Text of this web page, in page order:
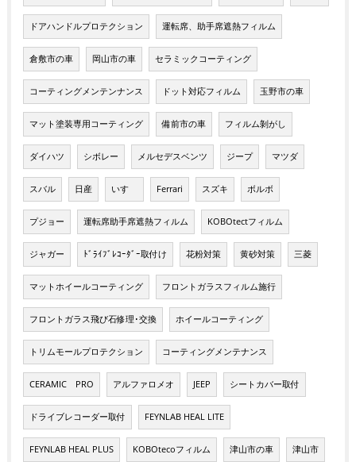
ドアハンドルプロテクション 運転席、助手席遮熱フィルム
倉敷市の車 岡山市の車 セラミックコーティング
コーティングメンテンナンス ドット対応フィルム 玉野市の車
マット塗装専用コーティング 備前市の車 フィルム剝がし
ダイハツ シボレー メルセデスベンツ ジープ マツダ
スバル 日産 いすゞ Ferrari スズキ ボルボ
プジョー 運転席助手席遮熱フィルム KOBOtectフィルム
ジャガー ﾄﾞﾗｲﾌﾞﾚｺｰﾀﾞｰ取付け 花粉対策 黄砂対策 三菱
マットホイールコーティング フロントガラスフィルム施行
フロントガラス飛び石修理･交換 ホイールコーティング
トリムモールプロテクション コーティングメンテナンス
CERAMIC PRO アルファロメオ JEEP シートカバー取付
ドライブレコーダー取付 FEYNLAB HEAL LITE
FEYNLAB HEAL PLUS KOBOtecoフィルム 津山市の車 津山市